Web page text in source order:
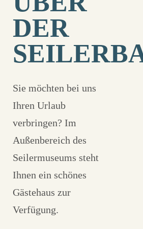
DER
Sie möchten bei uns
Ihren Urlaub
verbringen? Im
Außenbereich des
Seilermuseums steht
Ihnen ein schönes
Gästehaus zur
Verfügung.